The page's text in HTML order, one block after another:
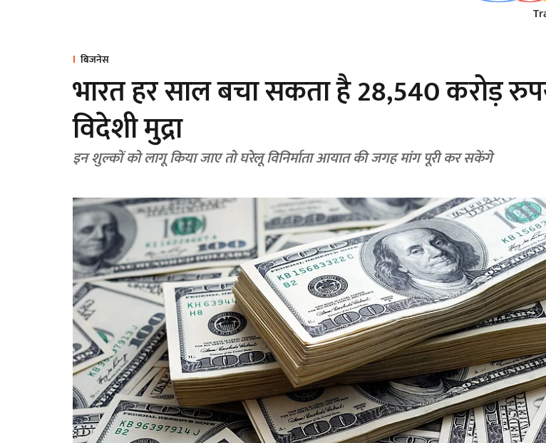
बिजनेस
भारत हर साल बचा सकता है 28,540 करोड़
विदेशी मुद्रा
इन शुल्कों को लागू किया जाए तो घरेलू विनिर्माता आयात की जगह मांग पूरी कर सकेंगे